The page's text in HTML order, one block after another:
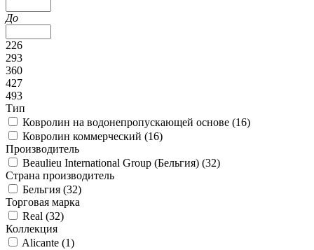
До
226
293
360
427
493
Тип
Ковролин на водонепропускающей основе (16)
Ковролин коммерческий (16)
Производитель
Beaulieu International Group (Бельгия) (32)
Страна производитель
Бельгия (32)
Торговая марка
Real (32)
Коллекция
Alicante (1)